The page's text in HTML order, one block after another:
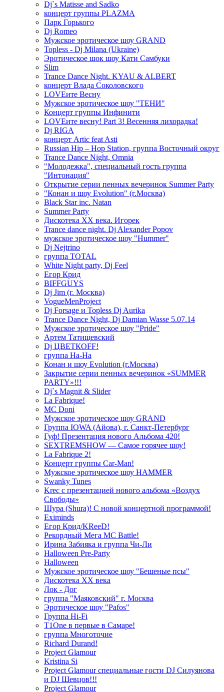
Dj`s Matisse and Sadko
концерт группы PLAZMA
Парк Горького
Dj Romeo
Мужское эротическое шоу GRAND
Topless - Dj Milana (Ukraine)
Эротическое шок шоу Кати Самбуки
Slim
Trance Dance Night. KYAU & ALBERT
концерт Влада Соколовского
LOVEите Весну
Мужское эротическое шоу "ТЕНИ"
Концерт группы Инфинити
LOVEите весну! Part 3! Весенняя лихорадка!
Dj RIGA
концерт Artic feat Asti
Russian Hip – Hop Station, группа Восточный округ
Trance Dance Night, Omnia
"Молодежка", специальный гость группа
"Интонация"
Открытие серии пенных вечеринок Summer Party
"Конан и шоу Evolution" (г.Москва)
Black Star inc. Natan
Summer Party
Дискотека ХХ века. Игорек
Trance dance night. Dj Alexander Popov
мужское эротическое шоу "Hummer"
Dj Nejtrino
группа TOTAL
White Night party, Dj Feel
Егор Крид
BIFFGUYS
Dj Jim (г. Москва)
VogueMenProject
Dj Forsage и Topless Dj Aurika
Trance Dance Night, Dj Damian Wasse 5.07.14
Мужское эротическое шоу "Pride"
Артем Татищевский
Dj ЦВЕТКOFF!
группа На-На
Конан и шоу Evolution (г.Москва)
Закрытие серии пенных вечеринок «SUMMER
PARTY»!!!
Dj`s Magnit & Slider
La Fabrique!
MC Doni
Мужское эротическое шоу GRAND
Группа IOWA (Айова), г. Санкт-Петербург
Гуф! Презентация нового Альбома 420!
SEXTREMSHOW — Самое горячее шоу!
La Fabrique 2!
Концерт группы Car-Man!
Мужское эротическое шоу HAMMER
Swanky Tunes
Krec с презентацией нового альбома «Воздух
Свободы»
Шура (Shura)! С новой концертной программой!
Eximinds
Егор Крид/KReeD!
Рекордный Мега МС Battle!
Ирина Забияка и группа Чи-Ли
Halloween Pre-Party
Halloween
Мужское эротическое шоу "Бешеные псы"
Дискотека ХХ века
Лок - Дог
группа "Маяковский" г. Москва
Эротическое шоу "Pafos"
Группа Hi-Fi
T1One в первые в Самаре!
группа Многоточие
Richard Durand!
Project Glamour
Kristina Si
Project Glamour специальные гости DJ Силуянова
и DJ Шевцов!!!
Project Glamour